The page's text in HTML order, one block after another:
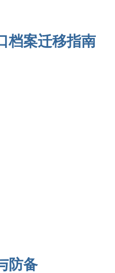
档案迁移指南
防备